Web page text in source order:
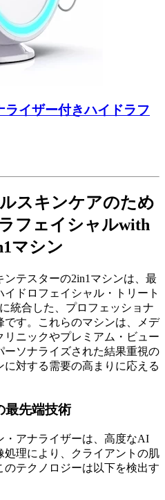
ライザー付きハイドラフ
スキンケアのため
フェイシャルwith
マシン
テスターの2in1マシンは、最
ドロフェイシャル・トリート
統合した、プロフェッショナ
です。これらのマシンは、メデ
リニックやプレミアム・ビュー
ソナライズされた結果重視の
対する需要の高まりに応える
最先端技術
・アナライザーは、高度なAI
理により、クライアントの肌
テクノロジーは以下を検出す